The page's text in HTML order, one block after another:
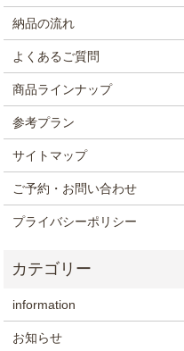
納品の流れ
よくあるご質問
商品ラインナップ
参考プラン
サイトマップ
ご予約・お問い合わせ
プライバシーポリシー
information
お知らせ